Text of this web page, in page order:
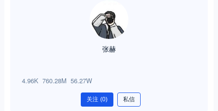
张赫
4.96K 760.28M 56.27W
关注 (0) 私信